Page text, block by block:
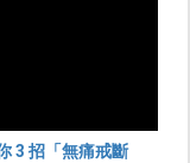
3 招「無痛戒斷